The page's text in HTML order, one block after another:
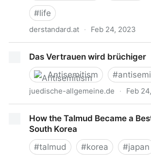
#life
derstandard.at · Feb 24, 2023
wären?Das Vertrauen wird brüchiger
Antisemitism
#
juedische-allgemeine.de · Feb
How the Talmud Became a
South Korea
#talmud #korea #japan